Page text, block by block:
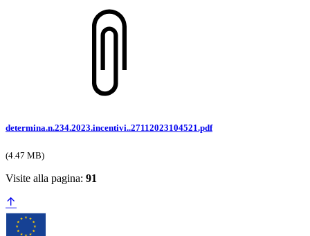
determina.n.234.2023.incentivi..27112023104521.pdf
(4.47 MB)
Visite alla pagina: 91